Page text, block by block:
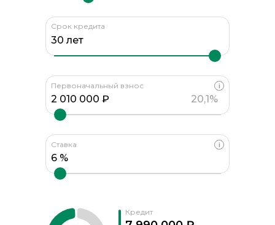
Первоначальный взнос i
20,1%
Срок кредита
Ставка i
Кредит